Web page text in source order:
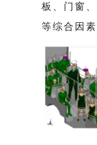
板、门窗
等综合因素